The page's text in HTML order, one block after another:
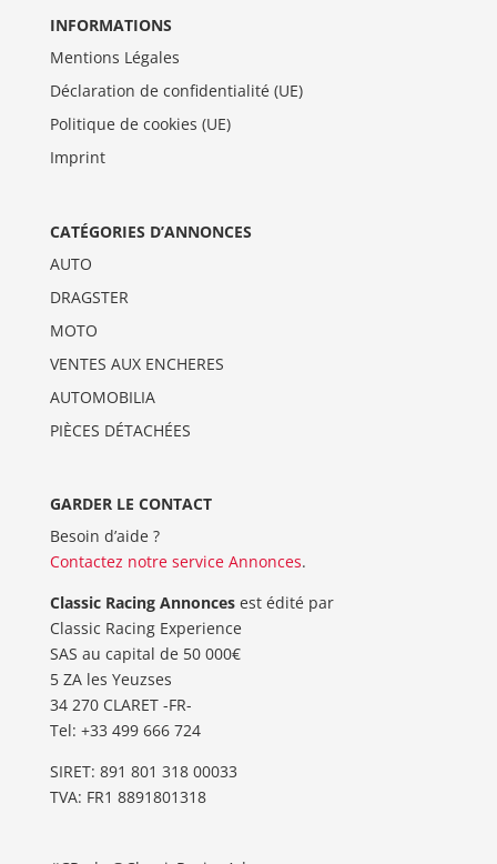
INFORMATIONS
Mentions Légales
Déclaration de confidentialité (UE)
Politique de cookies (UE)
Imprint
CATÉGORIES D’ANNONCES
AUTO
DRAGSTER
MOTO
VENTES AUX ENCHERES
AUTOMOBILIA
PIÈCES DÉTACHÉES
GARDER LE CONTACT
Besoin d’aide ?
Contactez notre service Annonces.
Classic Racing Annoncesest édité par
Classic Racing Experience
SAS au capital de 50 000€
5 ZA les Yeuzses
34 270 CLARET -FR-
Tel: ‭+33 499 666 724‬
SIRET: 891 801 318 00033
TVA: FR1 8891801318